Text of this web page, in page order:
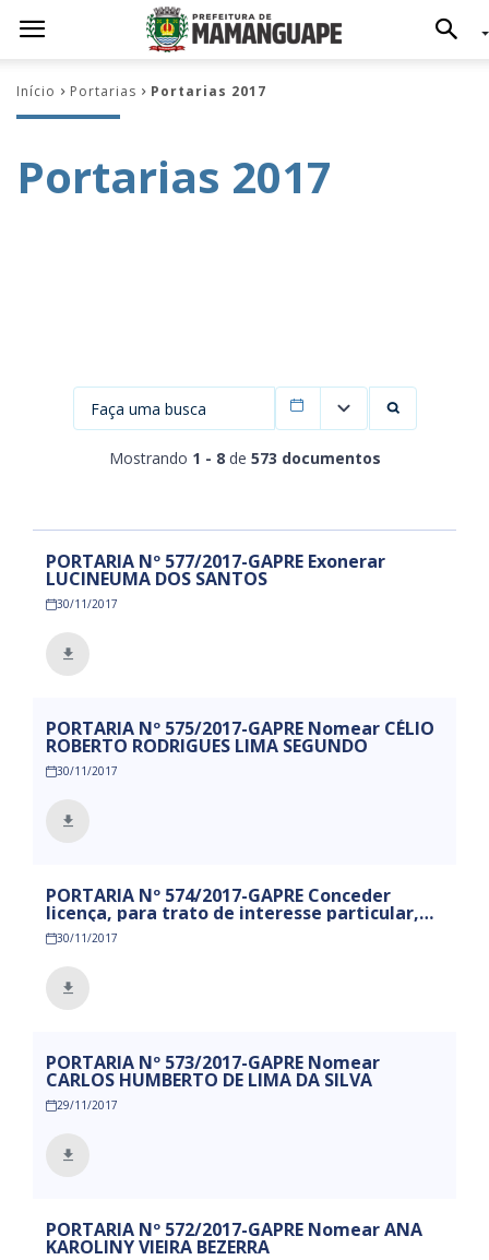
Início Portarias Portarias 2017
Portarias 2017
Mostrando 1 - 8 de 573 documentos
Filtrar por data
PORTARIA Nº 577/2017-GAPRE Exonerar
LUCINEUMA DOS SANTOS
30/11/2017
PORTARIA Nº 575/2017-GAPRE Nomear CÉLIO
ROBERTO RODRIGUES LIMA SEGUNDO
30/11/2017
PORTARIA Nº 574/2017-GAPRE Conceder
licença, para trato de interesse particular,
pelo prazo de 01 (um) ano, ao servidor
RICARDO LUIZ SANTOS DA SILVA
30/11/2017
PORTARIA Nº 573/2017-GAPRE Nomear
CARLOS HUMBERTO DE LIMA DA SILVA
29/11/2017
PORTARIA Nº 572/2017-GAPRE Nomear ANA
KAROLINY VIEIRA BEZERRA